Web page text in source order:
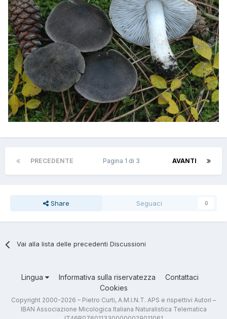
PRECEDENTE AVANTI
Pagina 1 di 3
Share Seguaci 0
Vai alla lista delle precedenti Discussioni
Lingua Informativa sulla riservatezza
Contattaci
Cookies
Copyright 2000-2026 – Pietro Curti, A.M.I.N.T. APS e rispettivi Autori –
IBAN Associazione Micologica Italiana Naturalistica Telematica